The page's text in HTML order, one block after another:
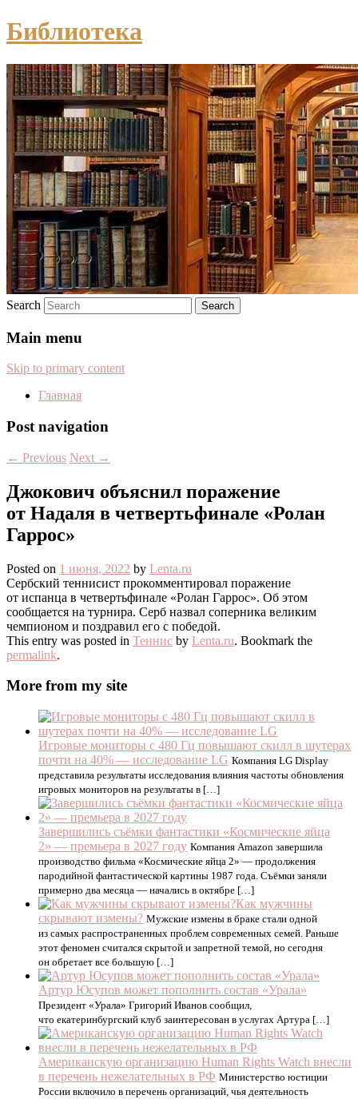
Библиотека
Search
Main menu
Skip to primary content
Главная
Post navigation
← Previous Next →
Джокович объяснил поражение
от Надаля в четвертьфинале «Ролан
Гаррос»
Posted on 1 июня, 2022 by Lenta.ru
Сербский теннисист прокомментировал поражение
от испанца в четвертьфинале «Ролан Гаррос». Об этом
сообщается на турнира. Серб назвал соперника великим
чемпионом и поздравил его с победой.
This entry was posted in Теннис by Lenta.ru. Bookmark the
permalink.
More from my site
Игровые мониторы с 480 Гц повышают скилл в шутерах
почти на 40% — исследование LG Компания LG Display
представила результаты исследования влияния частоты обновления
игровых мониторов на результаты в […]
Завершились съёмки фантастики «Космические яйца
2» — премьера в 2027 году Компания Amazon завершила
производство фильма «Космические яйца 2» — продолжения
пародийной фантастической картины 1987 года. Съёмки заняли
примерно два месяца — начались в октябре […]
Как мужчины
скрывают измены? Мужские измены в браке стали одной
из самых распространенных проблем современных семей. Раньше
этот феномен считался скрытой и запретной темой, но сегодня
он обретает все большую […]
Артур Юсупов может пополнить состав «Урала»
Президент «Урала» Григорий Иванов сообщил,
что екатеринбургский клуб заинтересован в услугах Артура […]
Американскую организацию Human Rights Watch внесли
в перечень нежелательных в РФ Министерство юстиции
России включило в перечень организаций, чья деятельность